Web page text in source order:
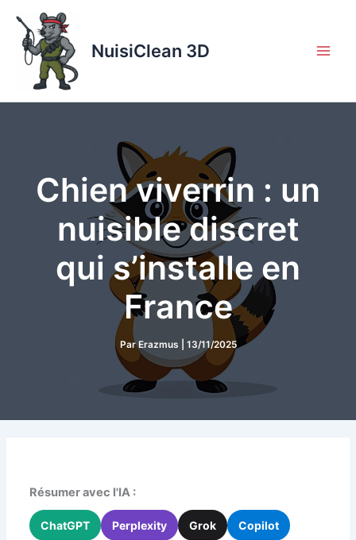
contenu
NuisiClean 3D
Chien viverrin : un
nuisible discret
qui s’installe en
France
ParErazmus 13/11/2025
Résumer avec l'IA :
ChatGPT Perplexity Grok Copilot